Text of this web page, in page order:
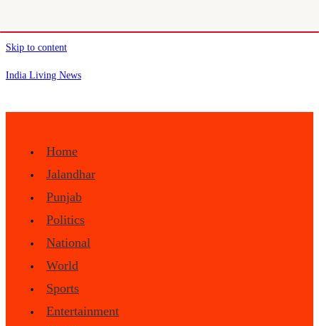
Skip to content
India Living News
Home
Jalandhar
Punjab
Politics
National
World
Sports
Entertainment